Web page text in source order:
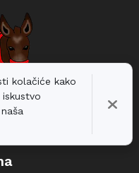
kolačiće kako